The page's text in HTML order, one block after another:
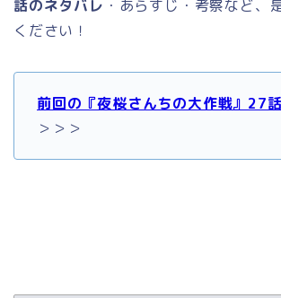
話のネタバレ ・あらすじ・考察など、
ください！
前回の『夜桜さんちの大作戦』27
＞＞＞